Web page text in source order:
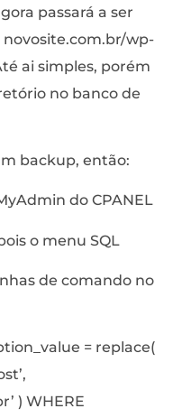
passará a ser
wp-
ai simples, porém
no banco de
backup, então:
do CPANEL
o menu SQL
de comando no
= replace(
) WHERE